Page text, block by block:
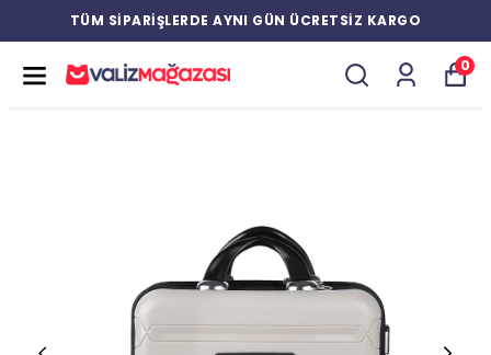
TÜM SİPARİŞLERDE AYNI GÜN ÜCRETSİZ KARGO
0